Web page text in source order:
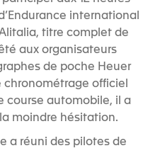
international
titre complet de
aux organisateurs
de poche Heuer
chronométrage officiel
course automobile, il a
moindre hésitation.
a réuni des pilotes de